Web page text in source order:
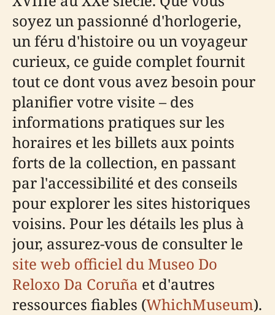
soyez un passionné d'horlogerie,
un féru d'histoire ou un voyageur
curieux, ce guide complet fournit
tout ce dont vous avez besoin pour
planifier votre visite – des
informations pratiques sur les
horaires et les billets aux points
forts de la collection, en passant
par l'accessibilité et des conseils
pour explorer les sites historiques
voisins. Pour les détails les plus à
jour, assurez-vous de consulter le
site web officiel du Museo Do
Reloxo Da Coruña et d'autres
ressources fiables (WhichMuseum).